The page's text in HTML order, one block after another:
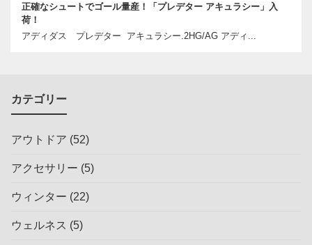
正確なシュートでゴール量産！「プレデター アキュラシー」入
荷！
アディダス プレデター アキュラシー.2HG/AG アディ...
カテゴリー
アウトドア (52)
アクセサリー (5)
ウィンター (22)
ウェルネス (5)